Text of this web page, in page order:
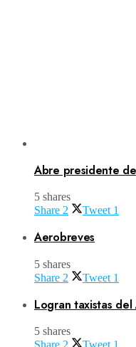
Abre presidente
5 shares
Share 2 Tweet 1
Aerobreves
5 shares
Share 2 Tweet 1
Logran taxistas
5 shares